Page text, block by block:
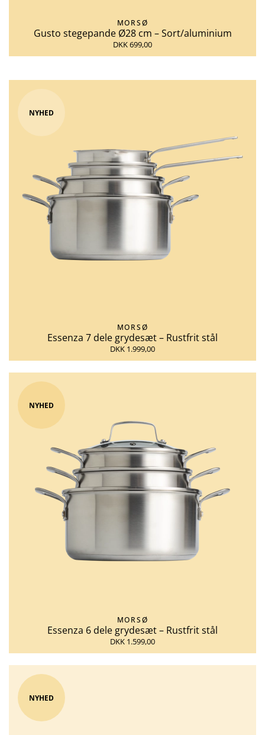
MORSØ
Gusto stegepande Ø28 cm – Sort/aluminium
DKK 699,00
NYHED
MORSØ
Essenza 7 dele grydesæt – Rustfrit stål
DKK 1.999,00
NYHED
MORSØ
Essenza 6 dele grydesæt – Rustfrit stål
DKK 1.599,00
NYHED